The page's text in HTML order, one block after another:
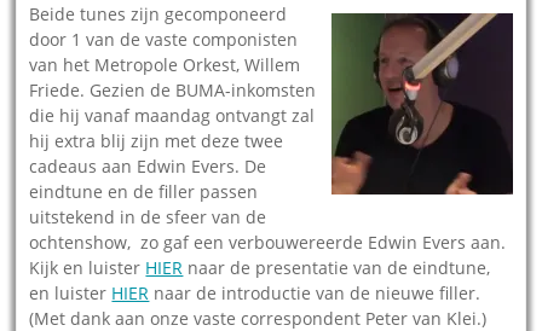
Beide tunes zijn gecomponeerd
door 1 van de vaste componisten
van het Metropole Orkest, Willem
Friede. Gezien de BUMA-inkomsten
die hij vanaf maandag ontvangt zal
hij extra blij zijn met deze twee
cadeaus aan Edwin Evers. De
eindtune en de filler passen
uitstekend in de sfeer van de
ochtenshow, zo gaf een verbouwereerde Edwin Evers aan.
Kijk en luister HIER naar de presentatie van de eindtune,
en luister HIER naar de introductie van de nieuwe filler.
(Met dank aan onze vaste correspondent Peter van Klei.)